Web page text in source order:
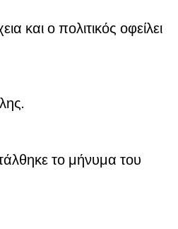
και ο πολιτικός οφείλει
το μήνυμα του